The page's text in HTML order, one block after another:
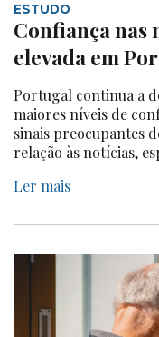
ESTUDO
Confiança nas
elevada em
Portugal continua a
maiores níveis de
sinais preocupantes
relação às notícias,
Ler mais